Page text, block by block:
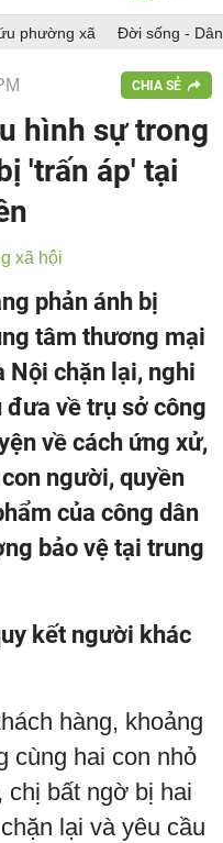
phường xã Đời sống -
CHIA SẺ
hình sự trong
'trấn áp' tại
xã hội
phản ánh bị
tâm thương mại
Nội chặn lại, nghi
đưa về trụ sở công
về cách ứng xử,
người, quyền
của công dân
bảo vệ tại trung
kết người khác
hàng, khoảng
cùng hai con nhỏ
chị bất ngờ bị hai
lại và yêu cầu